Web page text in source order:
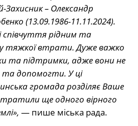
– Олександр
(13.09.1986-11.11.2024).
рідним та
тяжкої втрати. Дуже важко
та підтримки, адже вони не
та допомогти. У ці
громада розділяє Ваше
ще одного вірного
— пише міська рада.